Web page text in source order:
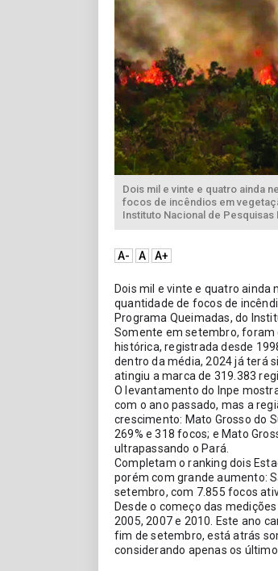
Dois mil e vinte e quatro ainda
focos de incêndios em
Instituto Nacional de Pesquisas
A- A A+
Dois mil e vinte e quatro
quantidade de focos de
Programa Queimadas, do
Somente em setembro, foram
histórica, registrada desde
dentro da média, 2024 já terá
atingiu a marca de 319.383
O levantamento do Inpe
com o ano passado, mas a
crescimento: Mato Grosso do
269% e 318 focos; e Mato
ultrapassando o Pará.
Completam o ranking dois
porém com grande aumento:
setembro, com 7.855 focos
Desde o começo das
2005, 2007 e 2010. Este ano
fim de setembro, está atrás
considerando apenas os